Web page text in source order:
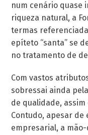
num cenário quase
riqueza natural, a
termas
epíteto “santa” se
no tratamento de
Com vastos
sobressai ainda
de qualidade,
Contudo, apesar de
empresarial, a